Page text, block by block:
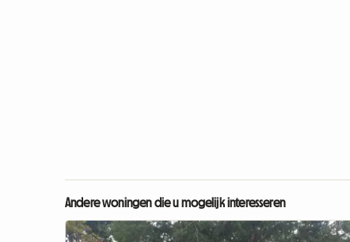
Andere woningen die u mogelijk interesseren